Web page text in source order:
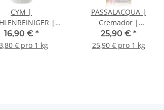
CYM |
|
500g
16,90 € *
€ pro 1 kg
PASSALACQUA |
Cremador |
Espressobohnen | 1
Kg.
25,90 € *
25,90 € pro 1 kg